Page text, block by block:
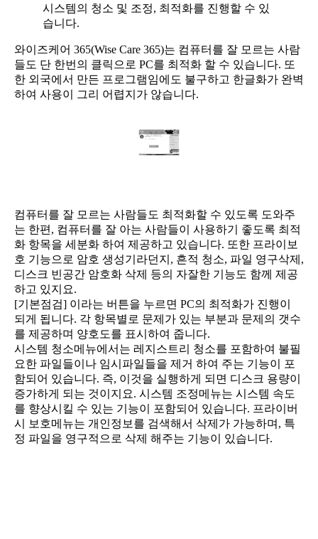
시스템의 청소 및 조정, 최적화를 진행할 수 있
습니다.
와이즈케어 365(Wise Care 365)는 컴퓨터를 잘 모르는 사람
들도 단 한번의 클릭으로 PC를 최적화 할 수 있습니다. 또
한 외국에서 만든 프로그램임에도 불구하고 한글화가 완벽
하여 사용이 그리 어렵지가 않습니다.
컴퓨터를 잘 모르는 사람들도 최적화할 수 있도록 도와주
는 한편, 컴퓨터를 잘 아는 사람들이 사용하기 좋도록 최적
화 항목을 세분화 하여 제공하고 있습니다. 또한 프라이보
호 기능으로 암호 생성기라던지, 흔적 청소, 파일 영구삭제,
디스크 빈공간 암호화 삭제 등의 자잘한 기능도 함께 제공
하고 있지요.
[기본점검] 이라는 버튼을 누르면 PC의 최적화가 진행이
되게 됩니다. 각 항목별로 문제가 있는 부분과 문제의 갯수
를 제공하며 양호도를 표시하여 줍니다.
시스템 청소메뉴에서는 레지스트리 청소를 포함하여 불필
요한 파일들이나 임시파일들을 제거 하여 주는 기능이 포
함되어 있습니다. 즉, 이것을 실행하게 되면 디스크 용량이
증가하게 되는 것이지요. 시스템 조정메뉴는 시스템 속도
를 향상시킬 수 있는 기능이 포함되어 있습니다. 프라이버
시 보호메뉴는 개인정보를 검색해서 삭제가 가능하며, 특
정 파일을 영구적으로 삭제 해주는 기능이 있습니다.